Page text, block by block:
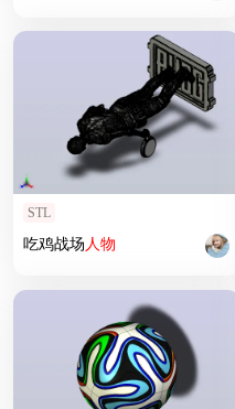
STL
吃鸡战场 人物